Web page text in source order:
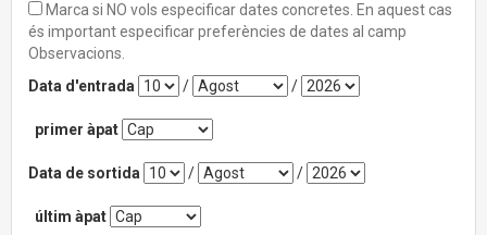
Marca si NO vols especificar dates concretes. En aquest cas
és important especificar preferències de dates al camp
Observacions.
Data d'entrada
/ /
primer àpat
Data de sortida / /
últim àpat